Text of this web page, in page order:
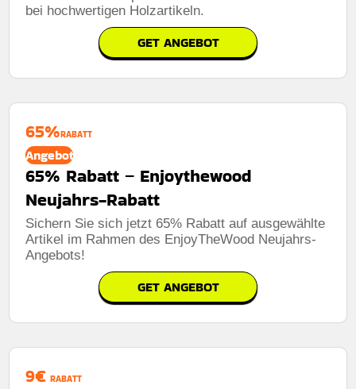
bei hochwertigen Holzartikeln.
GET ANGEBOT
65%RABATT
Angebot
65% Rabatt – Enjoythewood
Neujahrs-Rabatt
Sichern Sie sich jetzt 65% Rabatt auf ausgewählte
Artikel im Rahmen des EnjoyTheWood Neujahrs-
Angebots!
GET ANGEBOT
9€ RABATT